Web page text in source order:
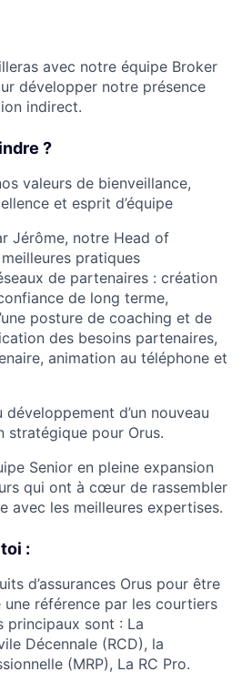
avec notre équipe Broker
développer notre présence
indirect.
?
valeurs de bienveillance,
et esprit d’équipe
Jérôme, notre Head of
pratiques
de partenaires : création
de long terme,
posture de coaching et de
des besoins partenaires,
animation au téléphone et
d’un nouveau
stratégique pour Orus.
Senior en pleine expansion
qui ont à cœur de rassembler
avec les meilleures expertises.
:
d’assurances Orus pour être
référence par les courtiers
principaux sont : La
Décennale (RCD), la
(MRP), La RC Pro.